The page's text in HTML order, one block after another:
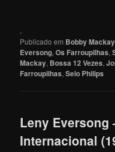
.
Publicado em Bobby Mackay
Eversong,Os Farroupilhas,
Mackay, Bossa 12 Vezes,
Farroupilhas,Selo Philips
Leny Eversong
Internacional